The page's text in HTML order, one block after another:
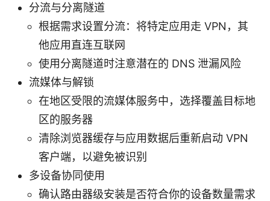
分流与分离隧道
根据需求设置分流：将特定应用走 VPN，其
他应用直连互联网
使用分离隧道时注意潜在的 DNS 泄漏风险
流媒体与解锁
在地区受限的流媒体服务中，选择覆盖目标地
区的服务器
清除浏览器缓存与应用数据后重新启动 VPN
客户端，以避免被识别
多设备协同使用
确认路由器级安装是否符合你的设备数量需求